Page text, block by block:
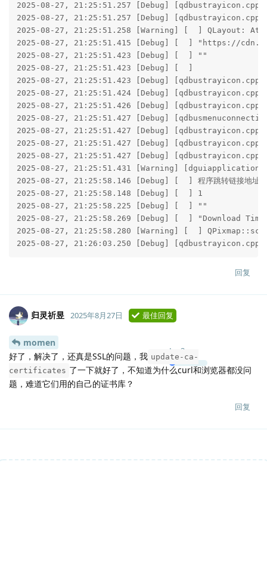
2025-08-27, 21:25:51.257 [Debug]
2025-08-27, 21:25:51.257 [Debug]
2025-08-27, 21:25:51.258 [Warning] [  ] QLayout:
2025-08-27, 21:25:51.415 [Debug] [  ] "https://
2025-08-27, 21:25:51.423 [Debug] [  ] ""
2025-08-27, 21:25:51.423 [Debug] [  ]
2025-08-27, 21:25:51.423 [Debug] [qdbustrayicon.cpp
2025-08-27, 21:25:51.424 [Debug] [qdbustrayicon.cpp
2025-08-27, 21:25:51.426 [Debug]
2025-08-27, 21:25:51.427 [Debug]
2025-08-27, 21:25:51.427 [Debug] [qdbustrayicon.cpp
2025-08-27, 21:25:51.427 [Debug]
2025-08-27, 21:25:51.427 [Debug] [qdbustrayicon.cpp
2025-08-27, 21:25:51.431 [Warning]
2025-08-27, 21:25:58.146 [Debug] [  ] 程序跳转链接地
2025-08-27, 21:25:58.148 [Debug] [  ] 1
2025-08-27, 21:25:58.225 [Debug] [  ] ""
2025-08-27, 21:25:58.269 [Debug] [  ] "Download
2025-08-27, 21:25:58.280 [Warning] [  ]
2025-08-27, 21:26:03.250 [Debug]
回复
归灵祈昱
Lv. 3
2025年8月27日 最佳回复
momen
好了，解决了，还真是SSL的问题，我 update-ca-
certificates 了一下就好了，不知道为什么curl和浏览器都没问
题，难道它们用的自己的证书库？
回复